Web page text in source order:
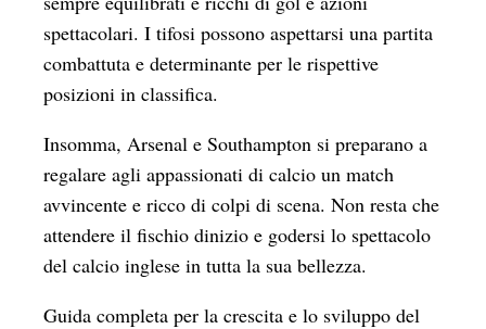
spettacolari. I tifosi possono aspettarsi una partita
combattuta e determinante per le rispettive
posizioni in classifica.
Insomma, Arsenal e Southampton si preparano a
regalare agli appassionati di calcio un match
avvincente e ricco di colpi di scena. Non resta che
attendere il fischio dinizio e godersi lo spettacolo
del calcio inglese in tutta la sua bellezza.
Guida completa per la crescita e lo sviluppo del